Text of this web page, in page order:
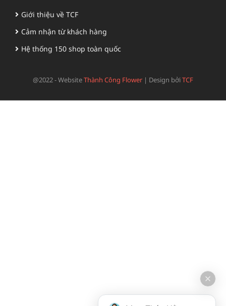
Giới thiệu về TCF
Cảm nhận từ khách hàng
Hệ thống 150 shop toàn quốc
@2022 - WebsiteThành Công Flower | Design bởiTCF